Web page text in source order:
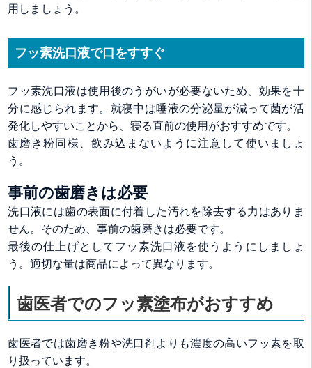
用しましょう。
フッ素洗口液で口をすすぐ
フッ素洗口液は使用後のうがいが必要ないため、効果を十
分に感じられます。就寝中は唾液の分泌量が減って菌が活
発化しやすいことから、寝る直前の使用がおすすめです。
歯磨き粉同様、飲み込まないように注意して使いましょ
う。
事前の歯磨きは必要
洗口液には歯の表面に付着した汚れを除去する力はありま
せん。そのため、事前の歯磨きは必要です。
最後の仕上げとしてフッ素洗口液を使うようにしましょ
う。適切な量は商品によって異なります。
歯医者でのフッ素塗布がおすすめ
歯医者では歯磨き粉や洗口剤よりも濃度の高いフッ素を取
り扱っています。